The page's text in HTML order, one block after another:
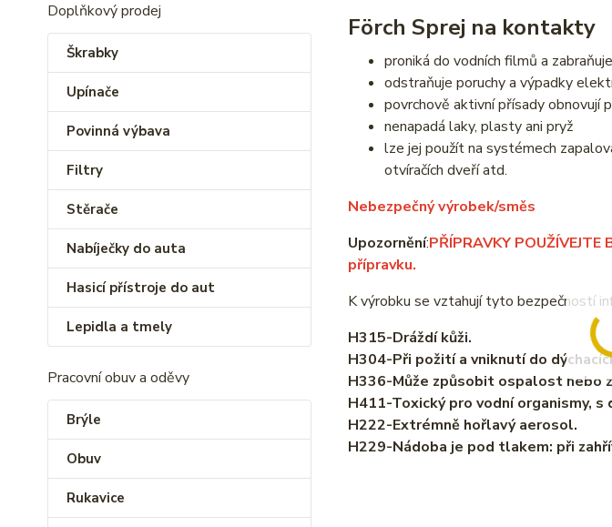
Doplňkový prodej
Škrabky
Upínače
Povinná výbava
Filtry
Stěrače
Nabíječky do auta
Hasicí přístroje do aut
Lepidla a tmely
Pracovní obuv a oděvy
Brýle
Obuv
Rukavice
Förch Sprej na kontakty
proniká do vodních filmů a
odstraňuje poruchy a výpadky
povrchově aktivní přísady obnovují
nenapadá laky, plasty ani pryž
lze jej použít na systémech
otvíračích dveří atd.
Nebezpečný výrobek/směs
Upozornění:PŘÍPRAVKY POUŽÍVEJTE
přípravku.
K výrobku se vztahují tyto bezpečností
H315-Dráždí kůži.
H304-Při požití a vniknutí do
H336-Může způsobit ospalost nebo
H411-Toxický pro vodní organismy, s
H222-Extrémně hořlavý aerosol.
H229-Nádoba je pod tlakem: při